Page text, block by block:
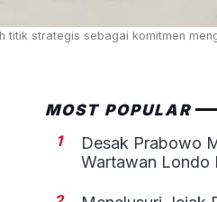
strategis sebagai komitmen
MOST POPULAR
1
Desak Prabowo
Wartawan Londo